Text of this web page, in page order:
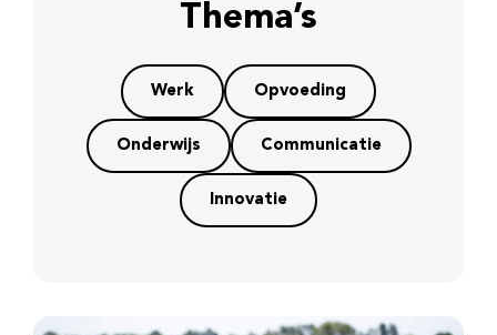
Thema’s
Werk Opvoeding
Onderwijs Communicatie
Innovatie